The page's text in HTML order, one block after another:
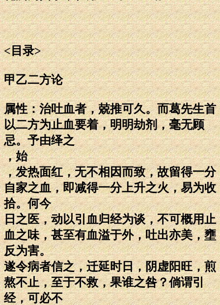
<目录>
甲乙二方论
属性：治吐血者，兢推可久。而葛先生首
以二方为止血要着，明明劫剂，毫无顾
忌。予由绎之
，始
，发热面红，无不相因而致，故留得一分
自家之血，即减得一分上升之火，易为收
拾。何今
日之医，动以引血归经为谈，不可概用止
血之味，甚至有血溢于外，吐出亦美，壅
反为害。
遂令病者信之，迁延时日，阴虚阳旺，煎
熬不止，至于不救，果谁之咎？倘谓引
经，可必不